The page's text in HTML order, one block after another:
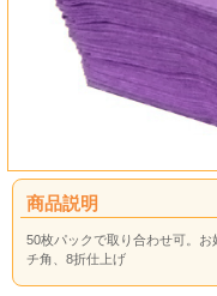
商品説明
50枚パックで取り合わせ可。
チ角、8折仕上げ